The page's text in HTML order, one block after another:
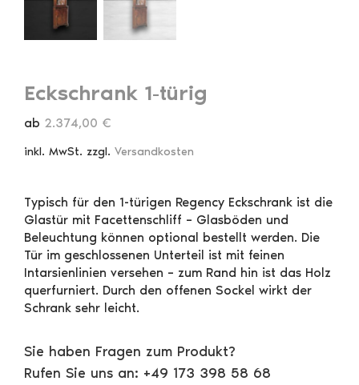
Eckschrank 1-türig
ab 2.374,00 €
inkl. MwSt. zzgl. Versandkosten
Typisch für den 1-türigen Regency Eckschrank ist die
Glastür mit Facettenschliff – Glasböden und
Beleuchtung können optional bestellt werden. Die
Tür im geschlossenen Unterteil ist mit feinen
Intarsienlinien versehen – zum Rand hin ist das Holz
querfurniert. Durch den offenen Sockel wirkt der
Schrank sehr leicht.
Sie haben Fragen zum Produkt?
Rufen Sie uns an: +49 173 398 58 68